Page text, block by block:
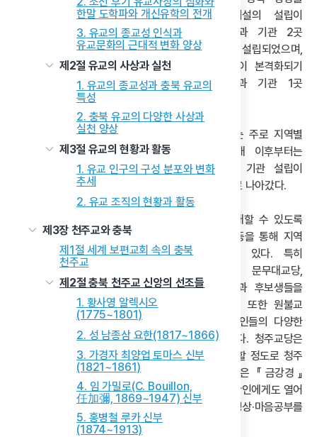
한말 도학파와 개신유학의 전개
3. 유교의 종교성 인식과
유교문화의 근대적 변화 양상
제2절 유교의 사상과 실천
1. 유교의 종교성과 충북 유교의
특성
2. 충북 유교의 다양한 사상과
실천 양상
제3절 유교의 현황과 활동
1. 유교 인구의 구성 분포와 변화
추세
2. 유교 조직의 현황과 활동
제3장 천주교와 충북
제1절 세계 보편교회 속의 충북
천주교
제2절 충북 천주교 신앙의 선조들
1. 황사영 알렉시오
(1775~1801)
2. 성 남종삼 요한(1817~1866)
3. 가경자 최양업 토마스 신부
(1821~1861)
4. 임 가밀로(C. Bouillon,
任加彌, 1869~1947) 신부
5. 홍병철 루카 신부
(1874~1913)
보였다. 이 시기부터 사회복지시설·병원·문화시설의 설립이
본격화되었다. 2010년대는 교당 1곳(성무교당)과 기관 2곳
(충주차문화인성교육원·청주원광효도요양병원)이 설립되었으며,
충북 지역에 있는 군·경 관련 시설에 교당 설립이 본격화되기
시작했다. 2020년대는 교당 2곳(문무대·정은)과 기관 1곳
(진천군립치매전문요양원)이 설립되었다.
충북 교화 초반인 1970년대부터 2000년대까지는 주로 지역별
거점 교당 설립 위주로 확장되었다. 2000년대 이후부터는
사회복지시설·병원·문화 시설 등 다양한 형태의 기관 설립이
활발해지며 지역 사회 공헌 활동을 확대하는 방향으로 나아갔다.
충북 원불교 각 교당은 일반인이 교당을 쉽게 왕래할 수 있도록
‘열린 교당’을 지향하며, 교리 강습회, 명상, 차담 등을 통해 지역
주민들에게 원불교를 알리는 활동을 전개하고 있다. 특히
공군사관학교의 성무교당, 육군학생군사학교의 문무대교당,
중앙경찰학교의 정은교당 등 군·경시설에서 장병과 후보생들을
대상으로 한 교화 활동도 활발하게 전개해 왔다. 또한 원불교
가르침의 핵심이라 할 수 있는 ‘마음공부’를 일반인들의 다양한
욕구나 관심에 접목해 대중화하려는 노력도 보였다. 청주교당은
선방 및 마음 공부방을 통하여 재가·출가자를 양성할 정도로 청주
지역에 깊은 교화의 뿌리를 두고 있다. 증평교당은 『금강경』
·『수심결』 등 경전 강독 모임을 교도뿐만 아니라 일반인에게도 열어
교리 공부를 제공하고 있고, 충주교당은 차·요가·명상·마음공부를
접목한 프로그램을 개발하고 있다.